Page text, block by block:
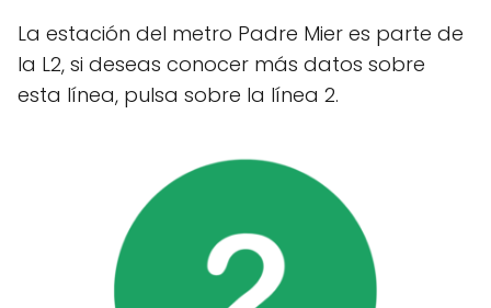
La estación del metro Padre Mier es parte de
la L2, si deseas conocer más datos sobre
esta línea, pulsa sobre la línea 2.